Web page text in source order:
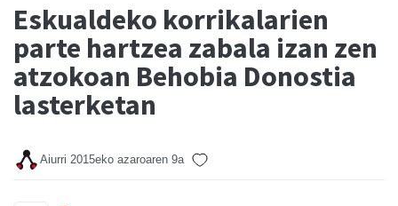
Eskualdeko korrikalarien
parte hartzea zabala izan zen
atzokoan Behobia Donostia
lasterketan
Aiurri 2015eko azaroaren 9a